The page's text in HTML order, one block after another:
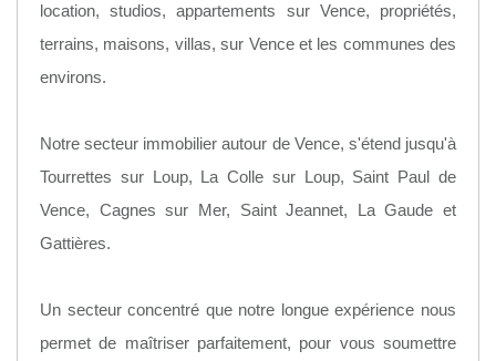
location, studios, appartements sur Vence, propriétés,
terrains, maisons, villas, sur Vence et les communes des
environs.
Notre secteur immobilier autour de Vence, s'étend jusqu'à
Tourrettes sur Loup, La Colle sur Loup, Saint Paul de
Vence, Cagnes sur Mer, Saint Jeannet, La Gaude et
Gattières.
Un secteur concentré que notre longue expérience nous
permet de maîtriser parfaitement, pour vous soumettre